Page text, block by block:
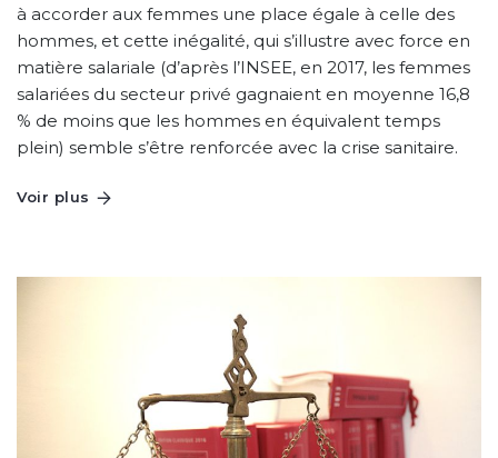
à accorder aux femmes une place égale à celle des
hommes, et cette inégalité, qui s’illustre avec force en
matière salariale (d’après l’INSEE, en 2017, les femmes
salariées du secteur privé gagnaient en moyenne 16,8
% de moins que les hommes en équivalent temps
plein) semble s’être renforcée avec la crise sanitaire.
Voir plus